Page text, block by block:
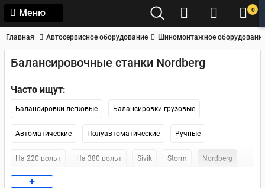
Меню 0
Главная Автосервисное оборудование Шиномонтажное
Балансировочные станки Nordberg
Часто ищут:
Балансировки легковые Балансировки грузовые
Автоматические Полуавтоматические Ручные
На 220 вольт На 380 вольт Sivik Storm Nordberg
Sicam
+